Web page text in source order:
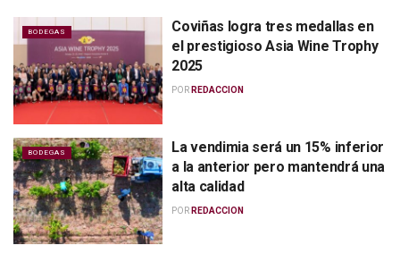
BODEGAS
Coviñas logra tres medallas en
el prestigioso Asia Wine Trophy
2025
POR REDACCION
BODEGAS
La vendimia será un 15% inferior
a la anterior pero mantendrá una
alta calidad
POR REDACCION